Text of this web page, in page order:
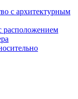
с архитектурным
расположением